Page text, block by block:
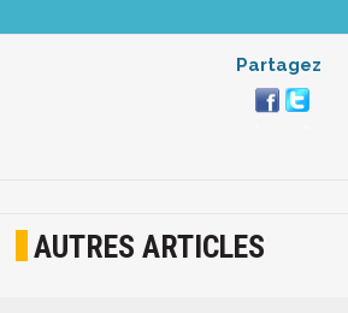
Partagez
AUTRES ARTICLES